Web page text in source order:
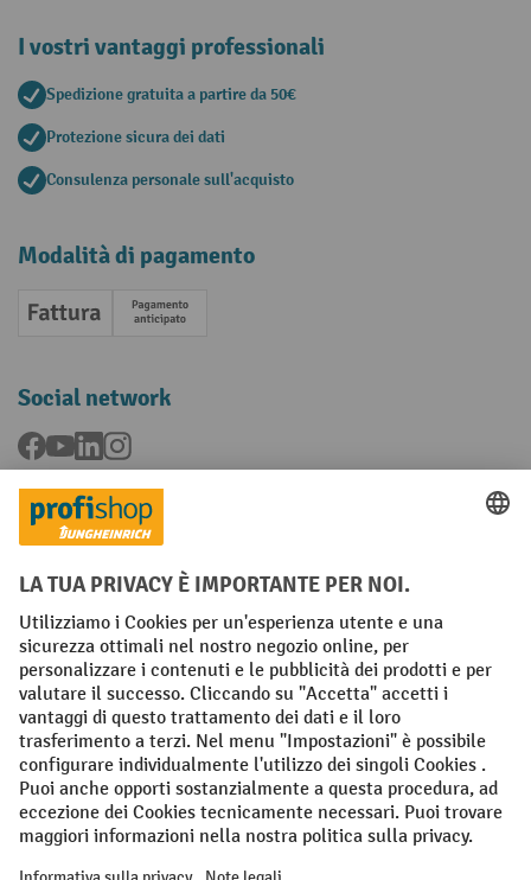
I vostri vantaggi professionali
Spedizione gratuita a partire da 50€
Protezione sicura dei dati
Consulenza personale sull'acquisto
Modalità di pagamento
Fattura Pagamento anticipato
Social network
Facebook
YouTubeLinkedInInstagram
Condizioni Generali di Vendita
Dichiarazione di protezione dei dati Impronta
Impostazioni sulla privacy
All prices excl. VAT plusshipping costsand possible delivery charges,
if not stated otherwise.
¹ Lo sconto è valido fino a esaurimento scorte. Lo sconto non si applica
ai prezzi speciali. Non è possibile la combinazione con altri sconti o
buoni in percentuale. | ² Lo sconto viene concesso una sola volta al